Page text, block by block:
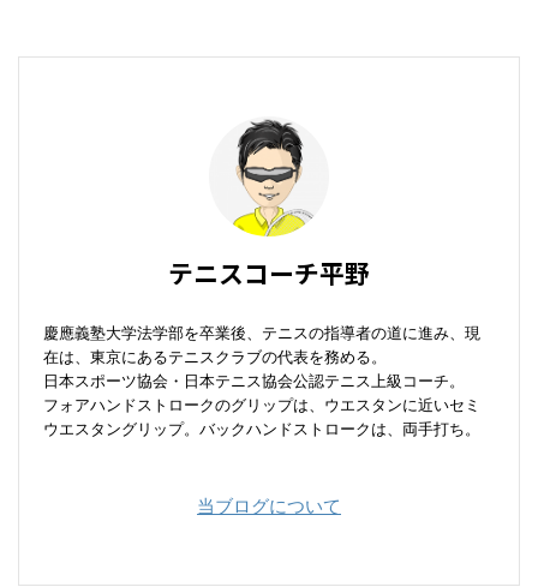
テニスコーチ平野
慶應義塾大学法学部を卒業後、テニスの指導者の道に進み、現
在は、東京にあるテニスクラブの代表を務める。
日本スポーツ協会・日本テニス協会公認テニス上級コーチ。
フォアハンドストロークのグリップは、ウエスタンに近いセミ
ウエスタングリップ。バックハンドストロークは、両手打ち。
当ブログについて